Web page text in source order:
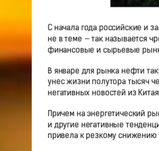
С начала года российские и
не в теме — так называется
финансовые и сырьевые
В январе для рынка нефти
унес жизни полутора тысяч
негативных новостей из
Причем на энергетический
и другие негативные
привела к резкому снижению